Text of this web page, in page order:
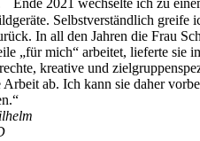
Ende 2021 wechselte ich zu
Selbstverständlich greife
In all den Jahren die Frau
„für mich“ arbeitet, lieferte sie
kreative und
Arbeit ab. Ich kann sie daher